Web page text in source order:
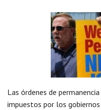
Las órdenes de
impuestos por los